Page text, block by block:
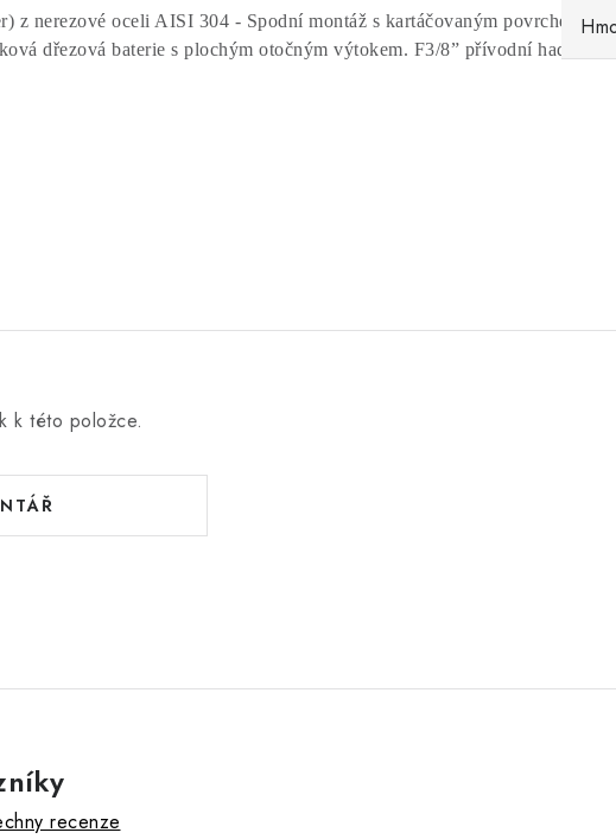
z nerezové oceli AISI 304 - Spodní montáž s kartáčovaným povrchem,
dřezová baterie s plochým otočným výtokem. F3/8” přívodní hadice.
k této položce.
recenze